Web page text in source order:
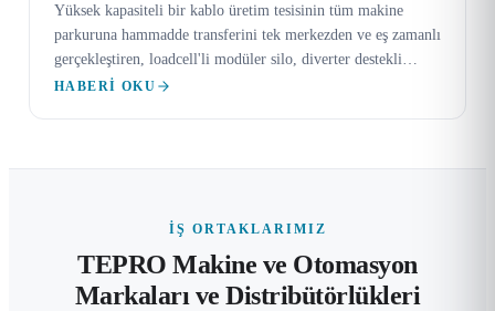
Yüksek kapasiteli bir kablo üretim tesisinin tüm makine
parkuruna hammadde transferini tek merkezden ve eş zamanlı
gerçekleştiren, loadcell'li modüler silo, diverter destekli
dolum ve RFID standartlı merkezi dağıtım sistemleriyle
HABERI OKU
İŞ ORTAKLARIMIZ
TEPRO Makine ve Otomasyon
Markaları ve Distribütörlükleri